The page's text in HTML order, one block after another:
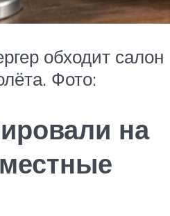
обходит салон
Фото:
на